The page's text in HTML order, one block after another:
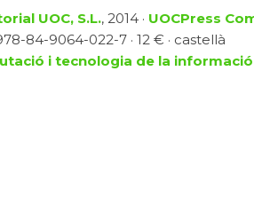
UOC, S.L., 2014 · UOCPress
84-9064-022-7 · 12 € · castellà
i tecnologia de la informació